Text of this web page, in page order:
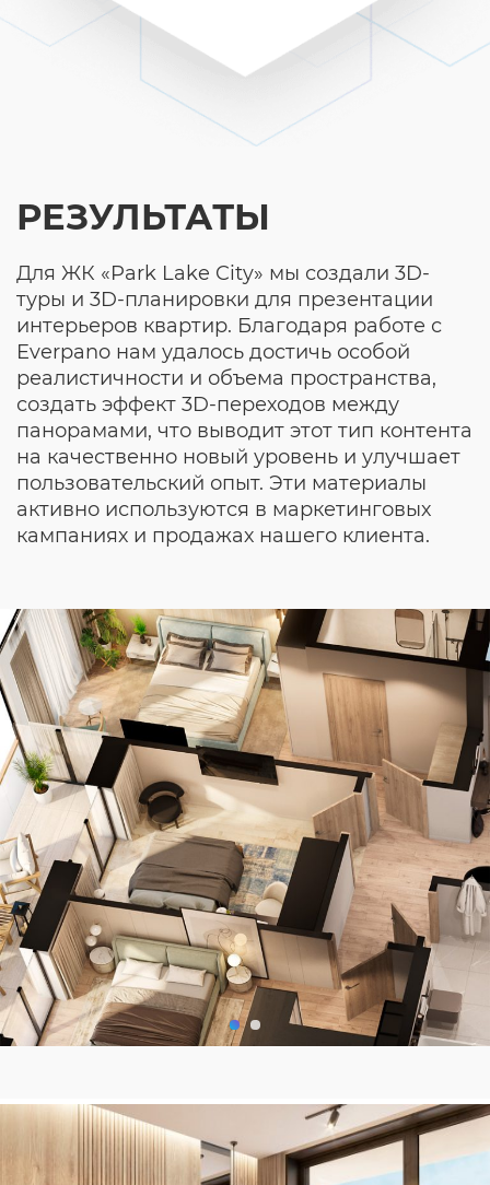
РЕЗУЛЬТАТЫ
Для ЖК «Park Lake City» мы создали 3D-
туры и 3D-планировки для презентации
интерьеров квартир. Благодаря работе с
Everpano нам удалось достичь особой
реалистичности и объема пространства,
создать эффект 3D-переходов между
панорамами, что выводит этот тип контента
на качественно новый уровень и улучшает
пользовательский опыт. Эти материалы
активно используются в маркетинговых
кампаниях и продажах нашего клиента.